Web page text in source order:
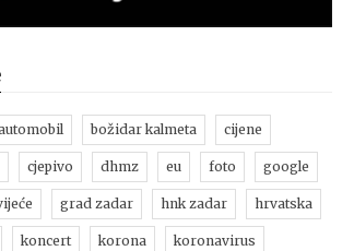
božidar kalmeta cijene
cjepivo dhmz eu foto google
grad zadar hnk zadar hrvatska
koncert korona koronavirus